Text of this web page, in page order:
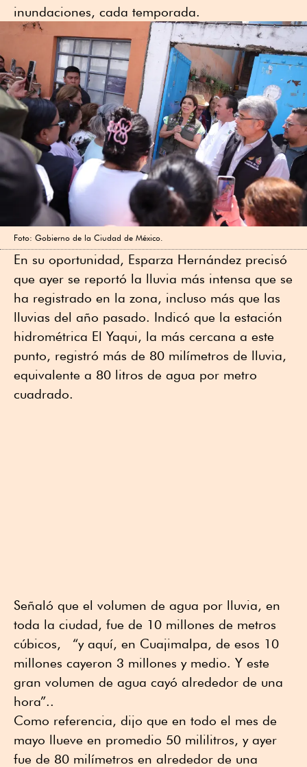
inundaciones, cada temporada.
Foto: Gobierno de la Ciudad de México.
En su oportunidad, Esparza Hernández precisó
que ayer se reportó la lluvia más intensa que se
ha registrado en la zona, incluso más que las
lluvias del año pasado. Indicó que la estación
hidrométrica El Yaqui, la más cercana a este
punto, registró más de 80 milímetros de lluvia,
equivalente a 80 litros de agua por metro
cuadrado.
Señaló que el volumen de agua por lluvia, en
toda la ciudad, fue de 10 millones de metros
cúbicos,
“y aquí, en Cuajimalpa, de esos 10
millones cayeron 3 millones y medio. Y este
gran volumen de agua cayó alrededor de una
hora”..
Como referencia, dijo que en todo el mes de
mayo llueve en promedio 50 mililitros, y ayer
fue de 80 milímetros en alrededor de una